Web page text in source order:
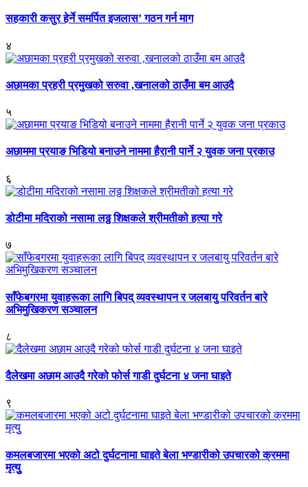
सहकारी कसुर हेर्ने समर्पित इजलास’ गठन गर्न माग
४
अछामका प्रहरी प्रमुखको सरुवा ,खनालको ठाउँमा बम आउदै
५
अछाममा प्रयाङ भिडियो बनाउने नाममा हैरानी पार्ने २ युवक जना प्रकाउ
६
डोटीमा मदिराको नसामा लठ्ठ शिक्षकले श्रीमतीको हत्या गरे
७
साँफेबगरमा युवाहरूका लागि बिपद् व्यवस्थापन र जलबायु परिवर्तन बारे
अभिमुखिकरण सञ्चालन
८
दैलेखमा अछाम आउदै गरेको फोर्स गाडी दुर्घटना ४ जना घाइते
९
कमलबजारमा भएको अटो दुर्घटनामा घाइते बेला भण्डारीको उपचारको क्रममा
मृत्युु